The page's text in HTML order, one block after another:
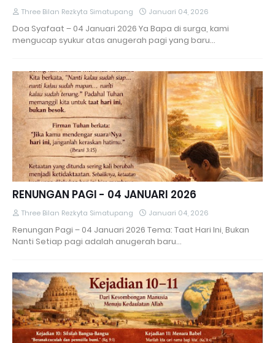
Three Bilan Rezkyta Simatupang Januari 04, 2026
Doa Syafaat – 04 Januari 2026 Ya Bapa di surga, kami
mengucap syukur atas anugerah pagi yang baru…
RENUNGAN PAGI - 04 JANUARI 2026
Three Bilan Rezkyta Simatupang Januari 04, 2026
Renungan Pagi – 04 Januari 2026 Tema: Taat Hari Ini, Bukan
Nanti Setiap pagi adalah anugerah baru…